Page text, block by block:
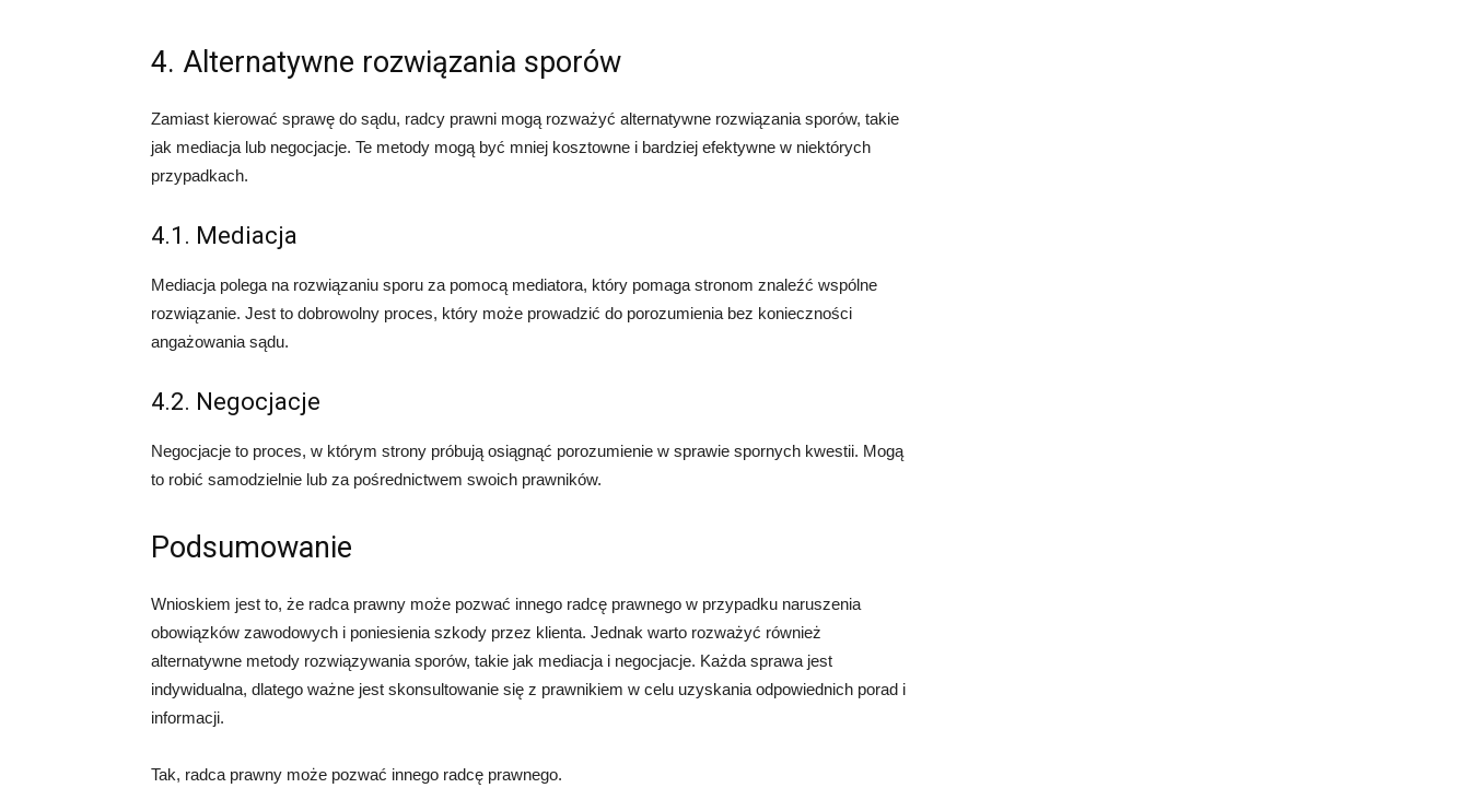
4. Alternatywne rozwiązania sporów
Zamiast kierować sprawę do sądu, radcy prawni mogą rozważyć alternatywne rozwiązania sporów, takie
jak mediacja lub negocjacje. Te metody mogą być mniej kosztowne i bardziej efektywne w niektórych
przypadkach.
4.1. Mediacja
Mediacja polega na rozwiązaniu sporu za pomocą mediatora, który pomaga stronom znaleźć wspólne
rozwiązanie. Jest to dobrowolny proces, który może prowadzić do porozumienia bez konieczności
angażowania sądu.
4.2. Negocjacje
Negocjacje to proces, w którym strony próbują osiągnąć porozumienie w sprawie spornych kwestii. Mogą
to robić samodzielnie lub za pośrednictwem swoich prawników.
Podsumowanie
Wnioskiem jest to, że radca prawny może pozwać innego radcę prawnego w przypadku naruszenia
obowiązków zawodowych i poniesienia szkody przez klienta. Jednak warto rozważyć również
alternatywne metody rozwiązywania sporów, takie jak mediacja i negocjacje. Każda sprawa jest
indywidualna, dlatego ważne jest skonsultowanie się z prawnikiem w celu uzyskania odpowiednich porad i
informacji.
Tak, radca prawny może pozwać innego radcę prawnego.